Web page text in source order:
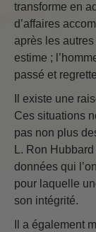
transforme en
d’affaires
après les autres
estime ;
passé et
Il existe une
Ces situations
pas non plus
L. Ron
données qui
pour laquelle
son intégrité.
Il a également